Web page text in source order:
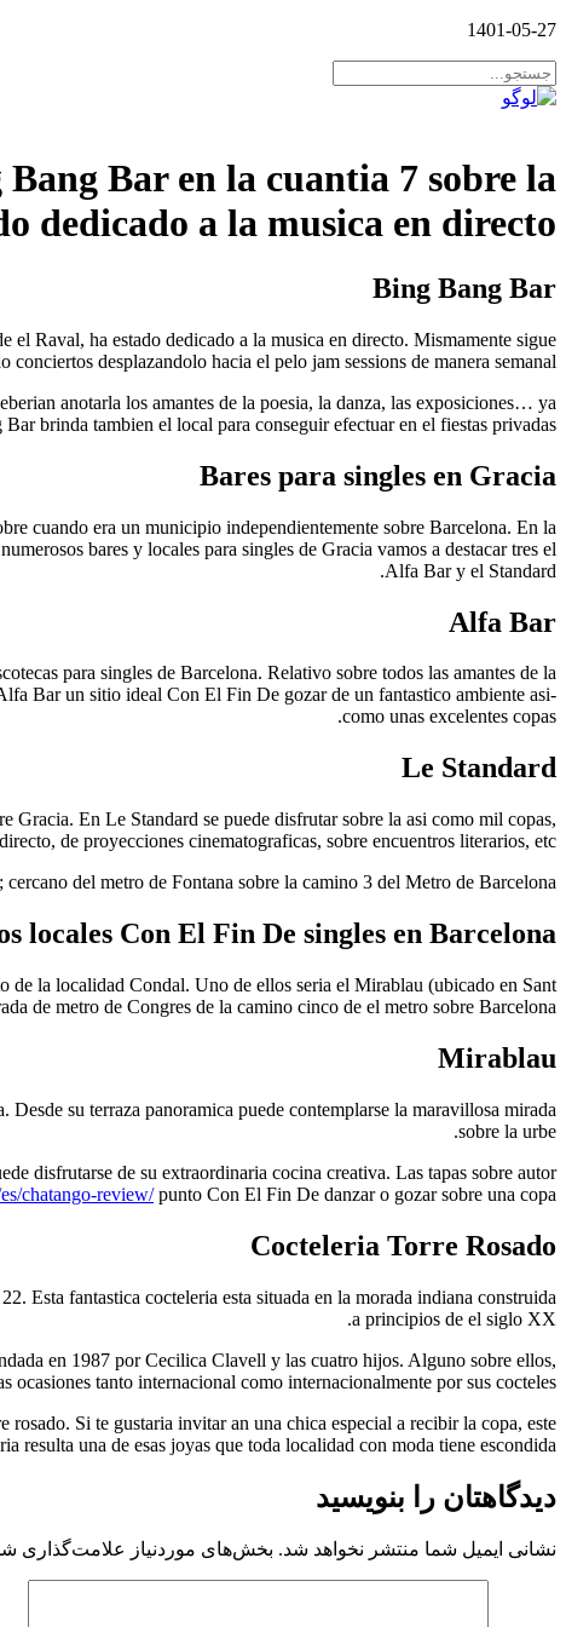
1401-05-27
Bar en la cuanti­a 7 sobre la
dedicado a la musica en directo.
Bing Bang Bar
Raval, ha estado dedicado a la musica en directo. Mismamente sigue
desplazandolo hacia el pelo jam sessions de manera semanal.
anotarla los amantes de la poesia, la danza, las exposiciones… ya
brinda tambien el local para conseguir efectuar en el fiestas privadas.
Bares para singles en Gracia
cuando era un municipio independientemente sobre Barcelona. En la
bares y locales para singles de Gracia vamos a destacar tres el
Alfa Bar y el Standard.
Alfa Bar
para singles de Barcelona. Relativo sobre todos las amantes de la
Bar un sitio ideal Con El Fin De gozar de un fantastico ambiente asi­
como unas excelentes copas.
Le Standard
Gracia. En Le Standard se puede disfrutar sobre la asi­ como mil copas,
de proyecciones cinematograficas, sobre encuentros literarios, etc.
del metro de Fontana sobre la camino 3 del Metro de Barcelona.
locales Con El Fin De singles en Barcelona
de la localidad Condal. Uno de ellos seri­a el Mirablau (ubicado en Sant
de metro de Congres de la camino cinco de el metro sobre Barcelona.
Mirablau
su terraza panoramica puede contemplarse la maravillosa mirada
sobre la urbe.
disfrutarse de su extraordinaria cocina creativa. Las tapas sobre autor
chatango-review/punto Con El Fin De danzar o gozar sobre una copa.
Cocteleria Torre Rosado
Esta fantastica cocteleria esta situada en la morada indiana construida
a principios de el siglo XX.
en 1987 por Cecilica Clavell y las cuatro hijos. Alguno sobre ellos,
ocasiones tanto internacional como internacionalmente por sus cocteles.
Si te gustaria invitar an una chica especial a recibir la copa, este
resulta una de esas joyas que toda localidad con moda tiene escondida.
دیدگاهتان را بنویسید
نشانی ایمیل شما منتشر نخواهد شد. بخش‌های موردنیاز علامت‌گذاری